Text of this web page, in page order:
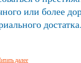
или более
далее